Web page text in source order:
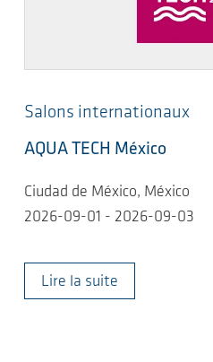
Salons internationaux
AQUA TECH México
Ciudad de México, México
2026-09-01 - 2026-09-03
Lire la suite